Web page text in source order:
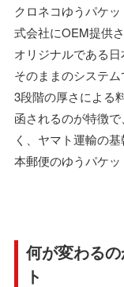
クロネコゆうパケ
式会社にOEM提供
オリジナルである
そのままのシステム
3段階の厚さによる
函されるのが特徴
く、ヤマト運輸の
本郵便のゆうパケッ
何が変わる
ト